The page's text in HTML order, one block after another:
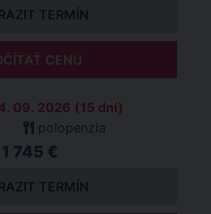
TERMÍN
CENU
09. 2026 (15 dní)
polopenzia
1 745 €
TERMÍN